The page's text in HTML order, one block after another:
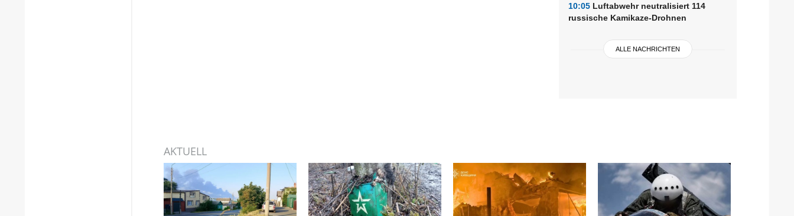
10:05 Luftabwehr neutralisiert 114
russische Kamikaze-Drohnen
ALLE NACHRICHTEN
AKTUELL